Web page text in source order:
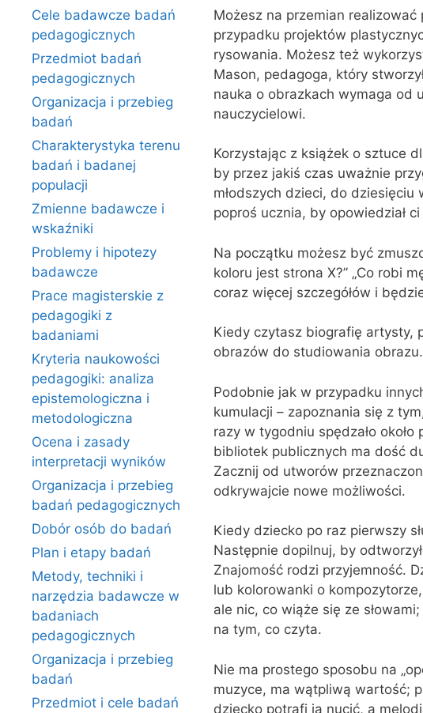
Możesz na przemian
przypadku projektów
rysowania. Możesz też
Mason, pedagoga, który
nauka o obrazkach wymaga od
nauczycielowi.
Korzystając z książek o sztuce
by przez jakiś czas uważnie
młodszych dzieci, do
poproś ucznia, by opowiedział
Na początku możesz być
koloru jest strona X?” „Co robi
coraz więcej szczegółów i
Kiedy czytasz biografię artysty,
obrazów do studiowania obrazu.
Podobnie jak w przypadku
kumulacji – zapoznania się z
razy w tygodniu spędzało około
bibliotek publicznych ma dość
Zacznij od utworów
odkrywajcie nowe możliwości.
Kiedy dziecko po raz pierwszy
Następnie dopilnuj, by
Znajomość rodzi przyjemność.
lub kolorowanki o
ale nic, co wiąże się ze
na tym, co czyta.
Nie ma prostego sposobu na
muzyce, ma wątpliwą wartość;
dziecko potrafi ją nucić, a
Cele badawcze badań
pedagogicznych
Przedmiot badań
pedagogicznych
Organizacja i przebieg
badań
Charakterystyka terenu
badań i badanej
populacji
Zmienne badawcze i
wskaźniki
Problemy i hipotezy
badawcze
Prace magisterskie z
pedagogiki z
badaniami
Kryteria naukowości
pedagogiki: analiza
epistemologiczna i
metodologiczna
Ocena i zasady
interpretacji wyników
Organizacja i przebieg
badań pedagogicznych
Dobór osób do badań
Plan i etapy badań
Metody, techniki i
narzędzia badawcze w
badaniach
pedagogicznych
Organizacja i przebieg
badań
Przedmiot i cele badań